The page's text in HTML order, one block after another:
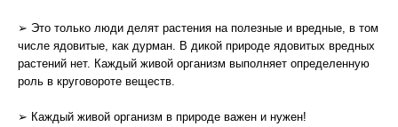
➢ Это только люди делят растения на полезные и вредные, в том
числе ядовитые, как дурман. В дикой природе ядовитых вредных
растений нет. Каждый живой организм выполняет определенную
роль в круговороте веществ.
➢ Каждый живой организм в природе важен и нужен!